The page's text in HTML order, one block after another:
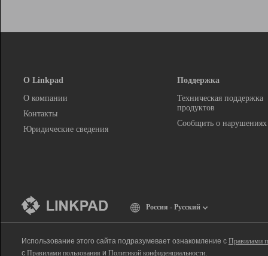
О Linkpad
О компании
Контакты
Юридические сведения
Поддержка
Техническая поддержка
продуктов
Сообщить о нарушениях
Россия - Русский
Использование этого сайта подразумевает ознакомление с Правилами
с Правилами пользования и Политикой конфиденциальности.